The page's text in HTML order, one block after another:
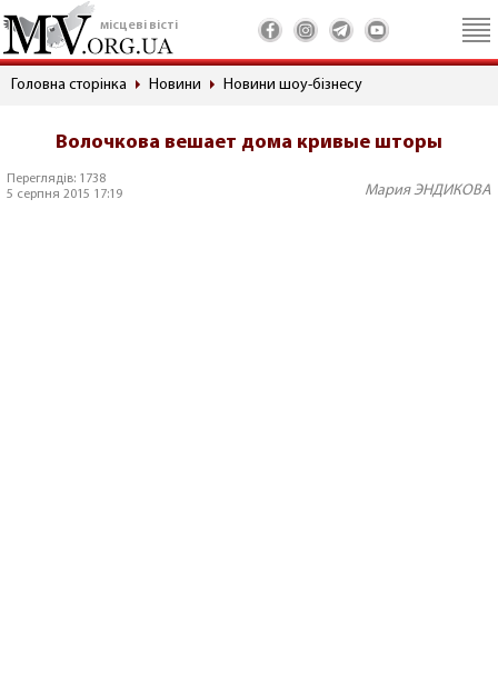
місцеві вісті
Головна сторінка Новини Новини шоу-бізнесу
Волочкова вешает дома кривые шторы
Переглядів: 1738
5 серпня 2015 17:19
Мария ЭНДИКОВА